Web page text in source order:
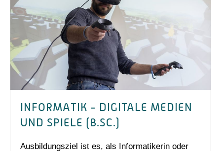
INFORMATIK - DIGITALE MEDIEN
UND SPIELE (B.SC.)
Ausbildungsziel ist es, als Informatikerin oder